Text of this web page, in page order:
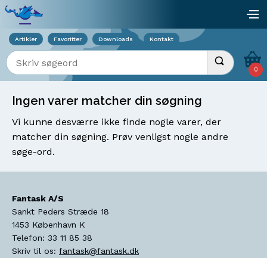
Artikler Favoritter Downloads Kontakt
Indtast søgeord Udfør søgning
0
Ingen varer matcher din søgning
Vi kunne desværre ikke finde nogle varer, der
matcher din søgning. Prøv venligst nogle andre
søge-ord.
Fantask A/S
Sankt Peders Stræde 18
1453 København K
Telefon: 33 11 85 38
Skriv til os: fantask@fantask.dk
Viser overlay for indkøbskurv